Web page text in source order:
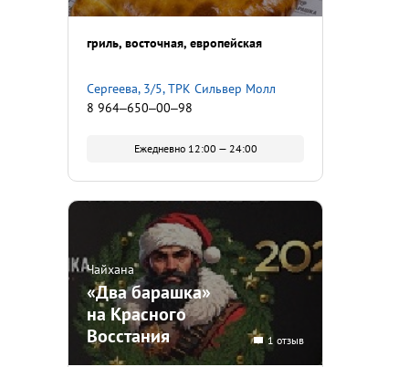
гриль восточная европейская
​Сергеева, 3/5, ТРК Сильвер Молл
8 964‒650‒00‒98
Ежедневно 12:00 — 24:00
Чайхана
«Два барашка»
на Красного
Восстания
1 отзыв